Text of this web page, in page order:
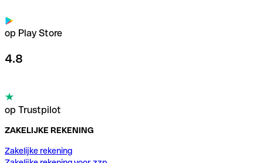
op Play Store
4.8
op Trustpilot
ZAKELIJKE REKENING
Zakelijke rekening